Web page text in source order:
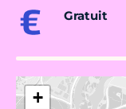
Gratuit
+